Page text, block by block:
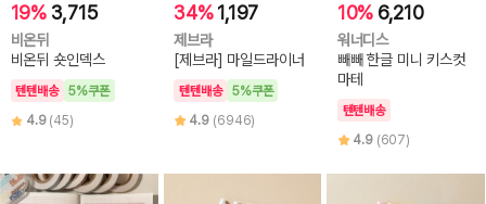
19% 3,715
비온뒤
비온뒤 숏인덱스
텐텐배송
5%쿠폰
4.9 (45)
34% 1,197
제브라
[제브라] 마일드라이너
텐텐배송
5%쿠폰
4.9 (6946)
10% 6,210
워너디스
빼빼 한글 미니 키스컷
마테
텐텐배송
4.9 (607)